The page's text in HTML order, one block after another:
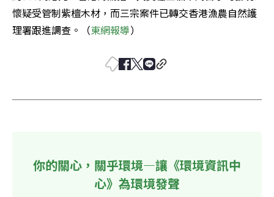
懷疑受管制紫檀木材，而三宗案件已轉交香港漁農自然護
理署跟進調查。（東網報導）
你的關心，關乎環境—讓《環境資訊中
心》為環境發聲